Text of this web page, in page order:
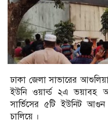
ঢাকা জেলা সাভারের
ইউনি ওয়ার্ল্ড ২এ ভয়াবহ
সার্ভিসের ৫টি ইউনিট আগুন
চালিয়ে ।